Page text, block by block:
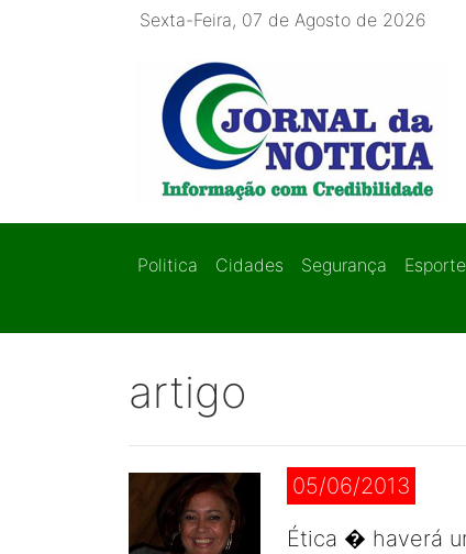
Sexta-Feira, 07 de Agosto de 2026
Politica Cidades Segurança Esporte
artigo
05/06/2013
Ética � haverá